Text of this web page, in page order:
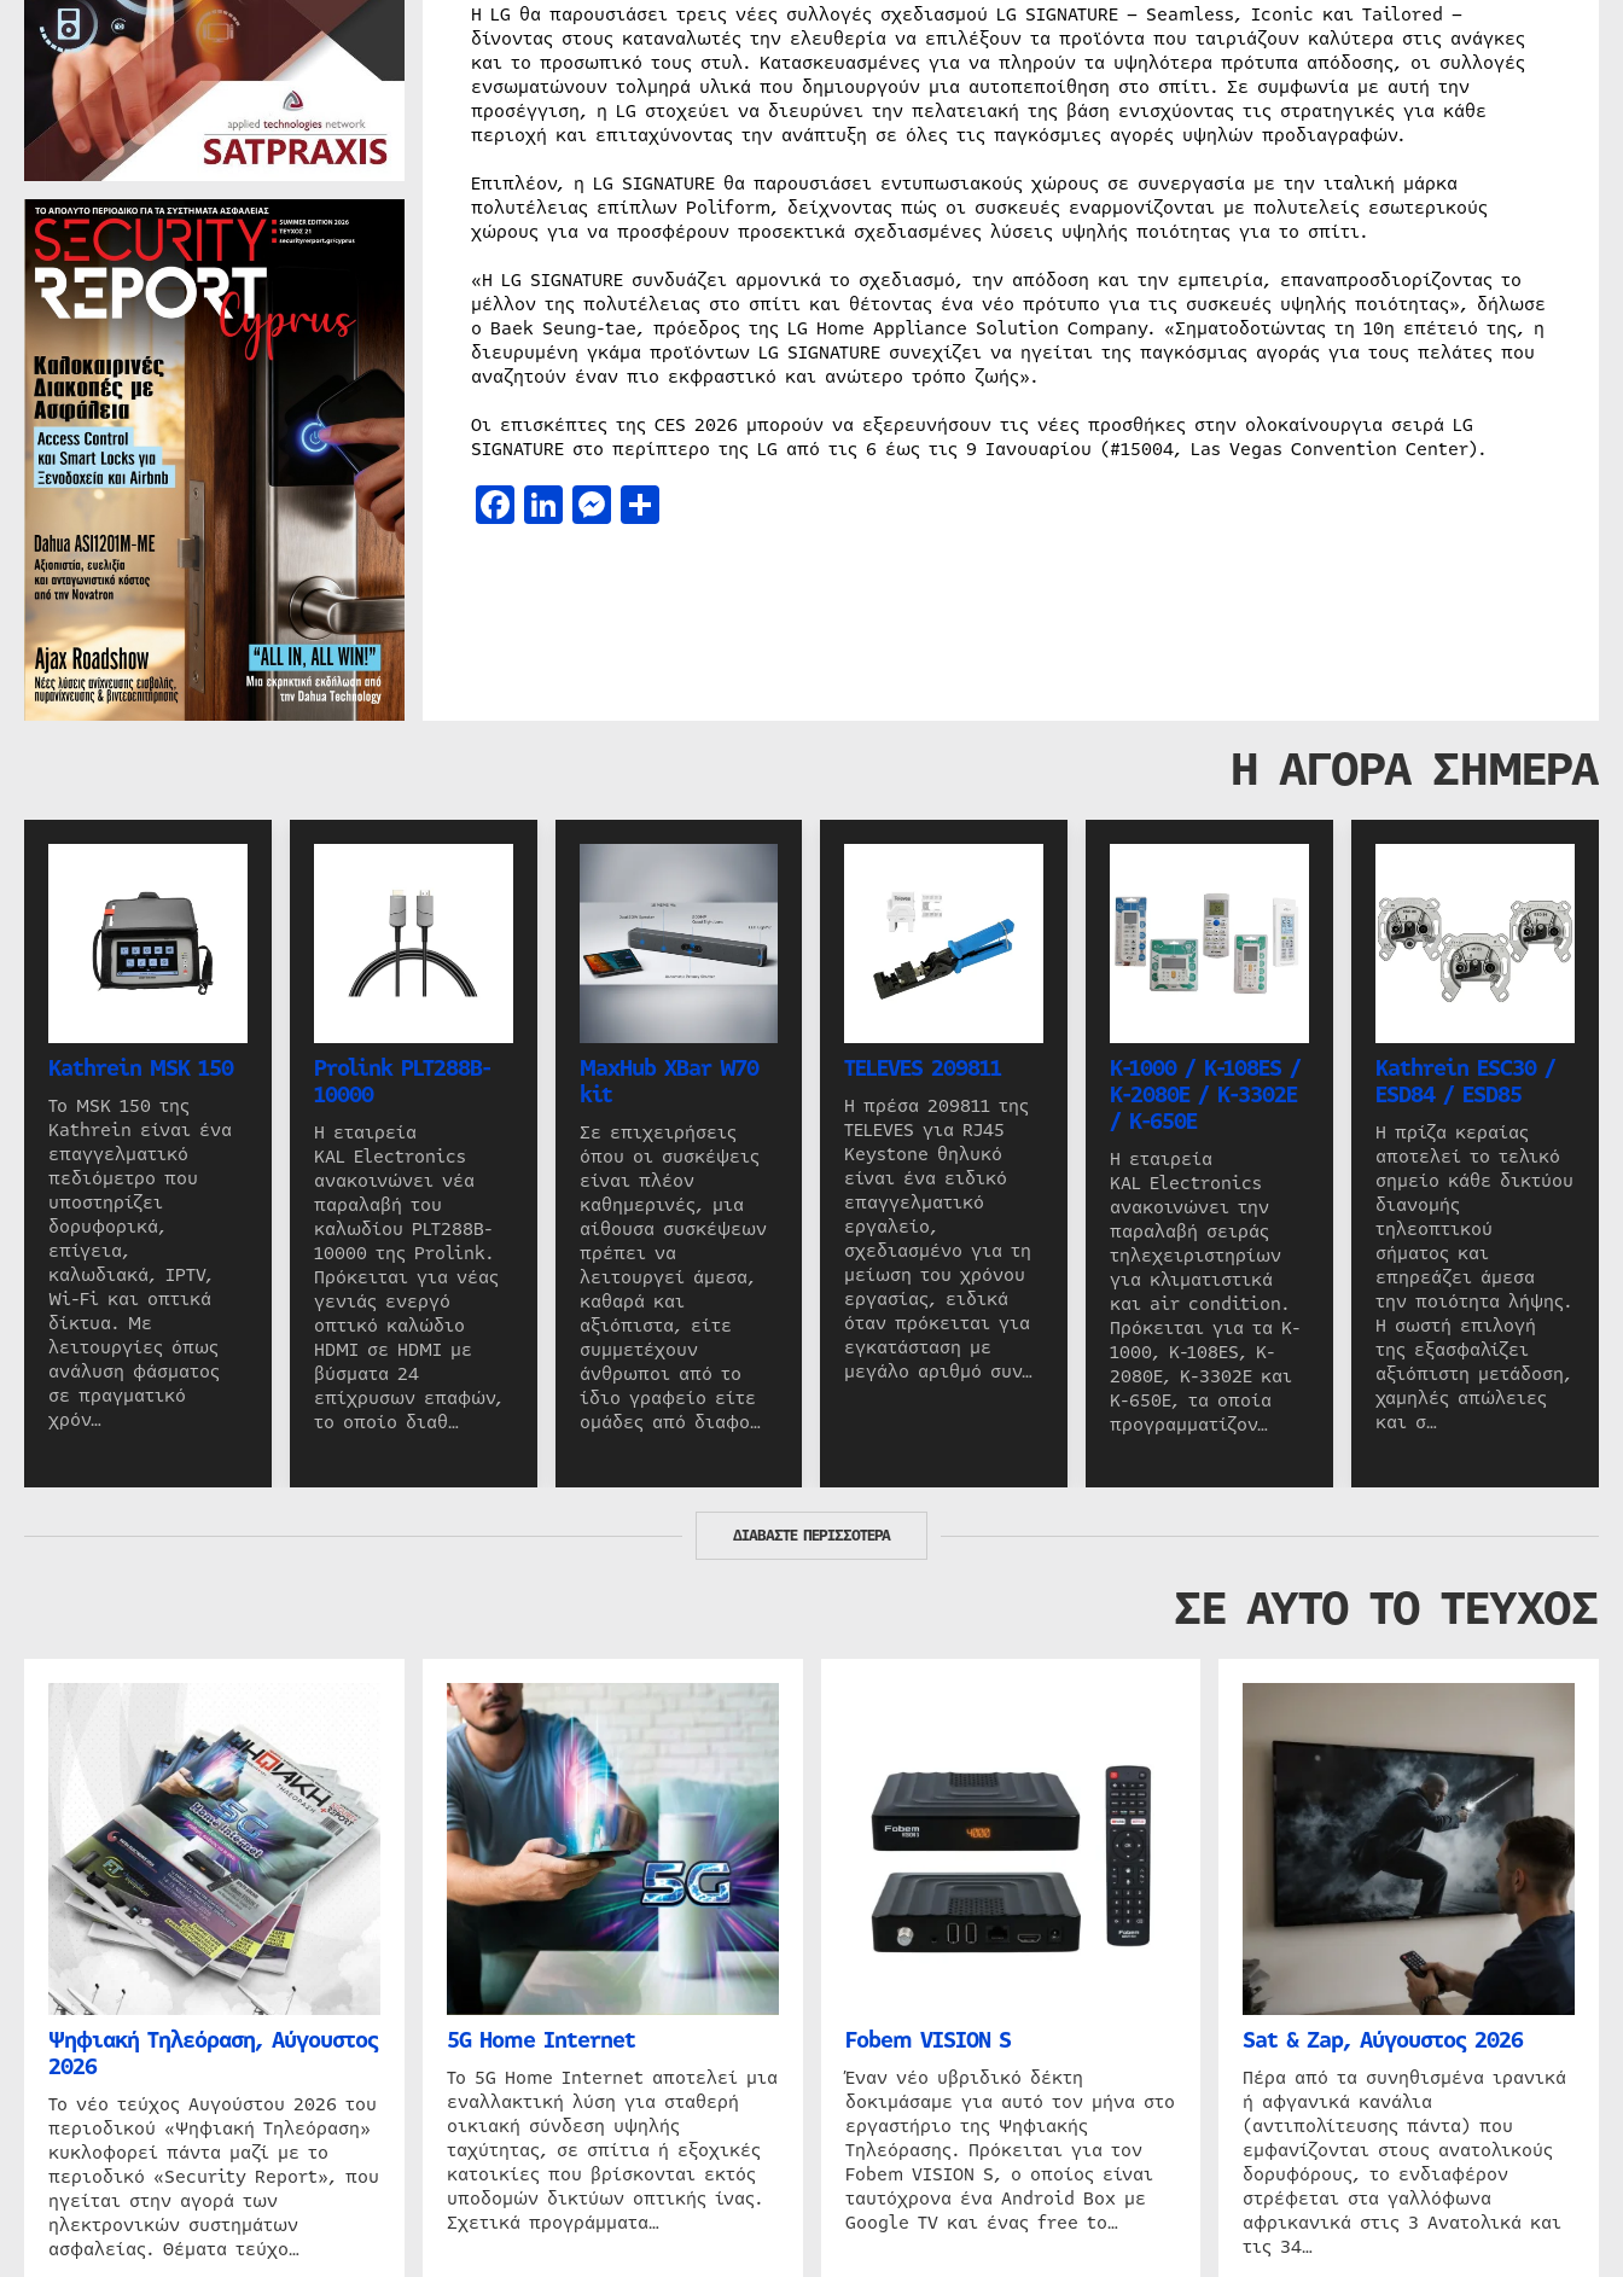
Η LG θα παρουσιάσει τρεις νέες συλλογές σχεδιασμού LG SIGNATURE – Seamless, Iconic και Tailored –
δίνοντας στους καταναλωτές την ελευθερία να επιλέξουν τα προϊόντα που ταιριάζουν καλύτερα στις ανάγκες
και το προσωπικό τους στυλ. Κατασκευασμένες για να πληρούν τα υψηλότερα πρότυπα απόδοσης, οι συλλογές
ενσωματώνουν τολμηρά υλικά που δημιουργούν μια αυτοπεποίθηση στο σπίτι. Σε συμφωνία με αυτή την
προσέγγιση, η LG στοχεύει να διευρύνει την πελατειακή της βάση ενισχύοντας τις στρατηγικές για κάθε
περιοχή και επιταχύνοντας την ανάπτυξη σε όλες τις παγκόσμιες αγορές υψηλών προδιαγραφών.
Επιπλέον, η LG SIGNATURE θα παρουσιάσει εντυπωσιακούς χώρους σε συνεργασία με την ιταλική μάρκα
πολυτέλειας επίπλων Poliform, δείχνοντας πώς οι συσκευές εναρμονίζονται με πολυτελείς εσωτερικούς
χώρους για να προσφέρουν προσεκτικά σχεδιασμένες λύσεις υψηλής ποιότητας για το σπίτι.
«Η LG SIGNATURE συνδυάζει αρμονικά το σχεδιασμό, την απόδοση και την εμπειρία, επαναπροσδιορίζοντας το
μέλλον της πολυτέλειας στο σπίτι και θέτοντας ένα νέο πρότυπο για τις συσκευές υψηλής ποιότητας», δήλωσε
ο Baek Seung-tae, πρόεδρος της LG Home Appliance Solution Company. «Σηματοδοτώντας τη 10η επέτειό της, η
διευρυμένη γκάμα προϊόντων LG SIGNATURE συνεχίζει να ηγείται της παγκόσμιας αγοράς για τους πελάτες που
αναζητούν έναν πιο εκφραστικό και ανώτερο τρόπο ζωής».
Οι επισκέπτες της CES 2026 μπορούν να εξερευνήσουν τις νέες προσθήκες στην ολοκαίνουργια σειρά LG
SIGNATURE στο περίπτερο της LG από τις 6 έως τις 9 Ιανουαρίου (#15004, Las Vegas Convention Center).
Facebook
LinkedIn
Messenger
Μοιραστείτε
Η ΑΓΟΡΑ ΣΗΜΕΡΑ
Kathrein MSK 150
Το MSK 150 της
Kathrein είναι ένα
επαγγελματικό
πεδιόμετρο που
υποστηρίζει
δορυφορικά,
επίγεια,
καλωδιακά, IPTV,
Wi-Fi και οπτικά
δίκτυα. Με
λειτουργίες όπως
ανάλυση φάσματος
σε πραγματικό
χρόν…
Prolink PLT288B-
10000
Η εταιρεία
KAL Electronics
ανακοινώνει νέα
παραλαβή του
καλωδίου PLT288B-
10000 της Prolink.
Πρόκειται για νέας
γενιάς ενεργό
οπτικό καλώδιο
HDMI σε HDMI με
βύσματα 24
επίχρυσων επαφών,
το οποίο διαθ…
MaxHub XBar W70
kit
Σε επιχειρήσεις
όπου οι συσκέψεις
είναι πλέον
καθημερινές, μια
αίθουσα συσκέψεων
πρέπει να
λειτουργεί άμεσα,
καθαρά και
αξιόπιστα, είτε
συμμετέχουν
άνθρωποι από το
ίδιο γραφείο είτε
ομάδες από διαφο…
TELEVES 209811
Η πρέσα 209811 της
TELEVES για RJ45
Keystone θηλυκό
είναι ένα ειδικό
επαγγελματικό
εργαλείο,
σχεδιασμένο για τη
μείωση του χρόνου
εργασίας, ειδικά
όταν πρόκειται για
εγκατάσταση με
μεγάλο αριθμό συν…
K-1000 / K-108ES /
K-2080E / K-3302E
/ K-650E
Η εταιρεία
KAL Electronics
ανακοινώνει την
παραλαβή σειράς
τηλεχειριστηρίων
για κλιματιστικά
και air condition.
Πρόκειται για τα K-
1000, K-108ES, K-
2080E, K-3302E και
K-650E, τα οποία
προγραμματίζον…
Kathrein ESC30 /
ESD84 / ESD85
Η πρίζα κεραίας
αποτελεί το τελικό
σημείο κάθε δικτύου
διανομής
τηλεοπτικού
σήματος και
επηρεάζει άμεσα
την ποιότητα λήψης.
Η σωστή επιλογή
της εξασφαλίζει
αξιόπιστη μετάδοση,
χαμηλές απώλειες
και σ…
ΔΙΑΒΑΣΤΕ ΠΕΡΙΣΣΟΤΕΡΑ
ΣΕ ΑΥΤΟ ΤΟ ΤΕΥΧΟΣ
Ψηφιακή Τηλεόραση, Αύγουστος
2026
Το νέο τεύχος Αυγούστου 2026 του
περιοδικού «Ψηφιακή Τηλεόραση»
κυκλοφορεί πάντα μαζί με το
περιοδικό «Security Report», που
ηγείται στην αγορά των
ηλεκτρονικών συστημάτων
ασφαλείας. Θέματα τεύχο…
5G Home Internet
Το 5G Home Internet αποτελεί μια
εναλλακτική λύση για σταθερή
οικιακή σύνδεση υψηλής
ταχύτητας, σε σπίτια ή εξοχικές
κατοικίες που βρίσκονται εκτός
υποδομών δικτύων οπτικής ίνας.
Σχετικά προγράμματα…
Fobem VISION S
Έναν νέο υβριδικό δέκτη
δοκιμάσαμε για αυτό τον μήνα στο
εργαστήριο της Ψηφιακής
Τηλεόρασης. Πρόκειται για τον
Fobem VISION S, ο οποίος είναι
ταυτόχρονα ένα Android Box με
Google TV και ένας free to…
Sat & Zap, Αύγουστος 2026
Πέρα από τα συνηθισμένα ιρανικά
ή αφγανικά κανάλια
(αντιπολίτευσης πάντα) που
εμφανίζονται στους ανατολικούς
δορυφόρους, το ενδιαφέρον
στρέφεται στα γαλλόφωνα
αφρικανικά στις 3 Ανατολικά και
τις 34…